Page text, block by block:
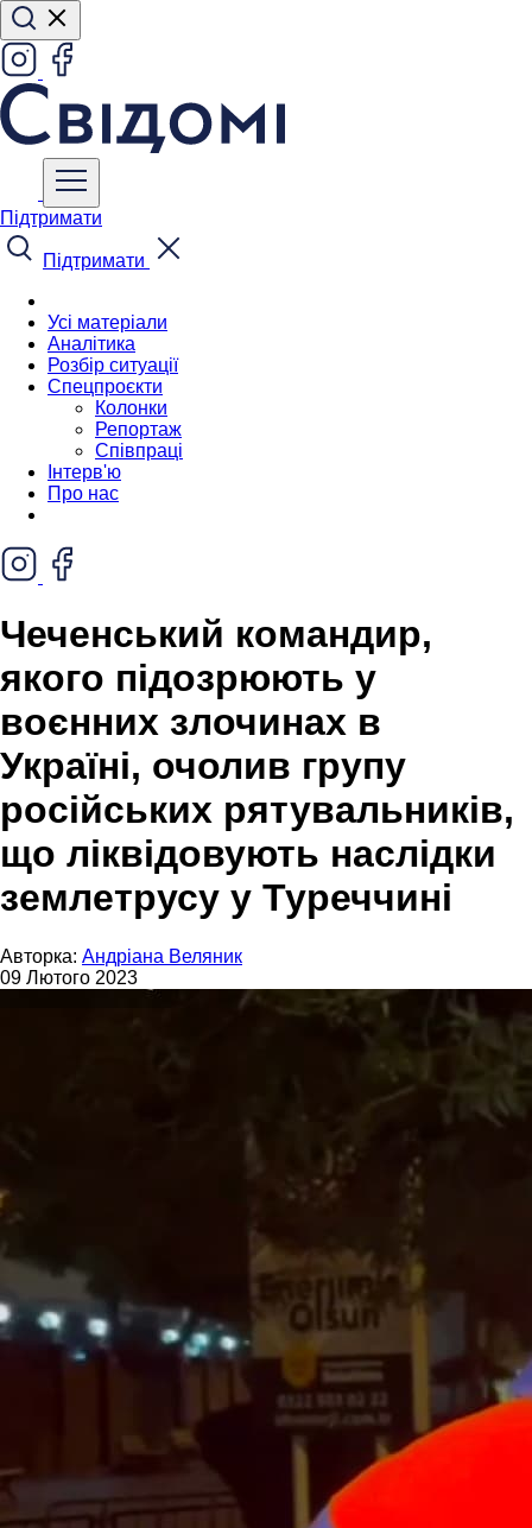
Підтримати
Підтримати
Усі матеріали
Аналітика
Розбір ситуації
Спецпроєкти
Колонки
Репортаж
Співпраці
Інтерв'ю
Про нас
Чеченський командир,
якого підозрюють у
воєнних злочинах в
Україні, очолив групу
російських рятувальників,
що ліквідовують наслідки
землетрусу у Туреччині
Авторка: Андріана Веляник
09 Лютого 2023